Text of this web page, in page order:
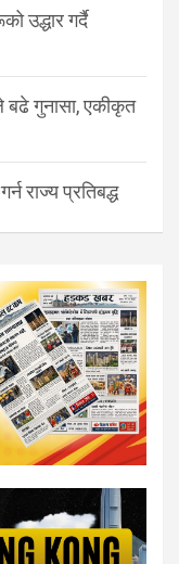
उद्धार गर्दै
बढे गुनासा, एकीकृत
राज्य प्रतिबद्ध